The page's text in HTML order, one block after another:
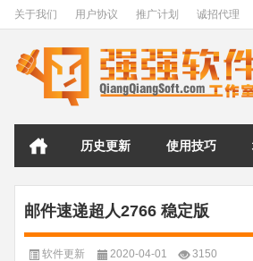
关于我们 用户协议 推广计划 诚招代理
历史更新 使用技巧
邮件速递超人2766 稳定版
软件更新 2020-04-01 3150